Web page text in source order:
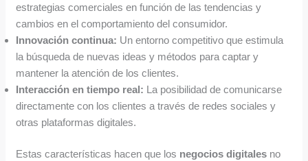
estrategias comerciales en función de las tendencias y
cambios en el comportamiento del consumidor.
Innovación continua: Un entorno competitivo que estimula
la búsqueda de nuevas ideas y métodos para captar y
mantener la atención de los clientes.
Interacción en tiempo real: La posibilidad de comunicarse
directamente con los clientes a través de redes sociales y
otras plataformas digitales.
Estas características hacen que los negocios digitales no